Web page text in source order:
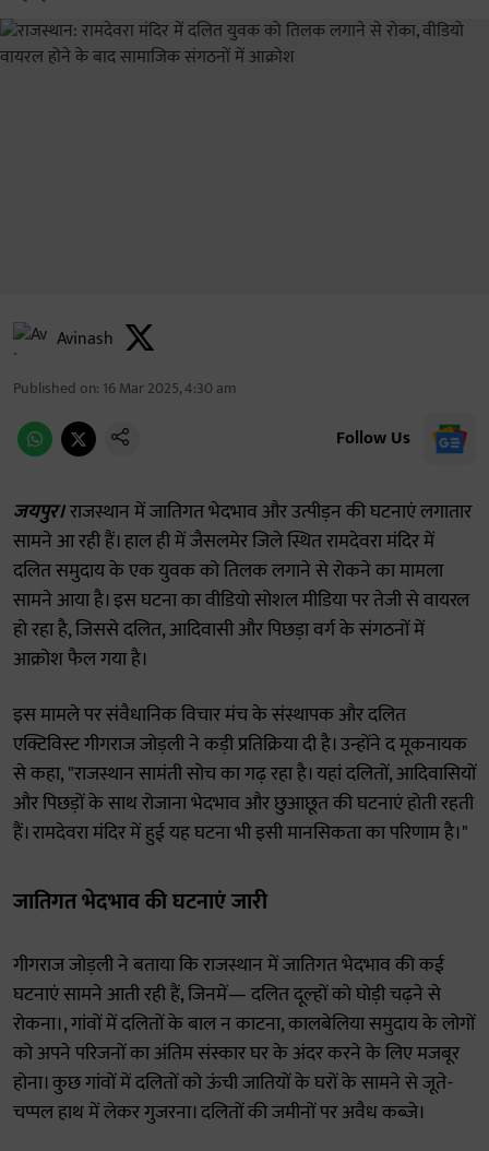
Avinash
Published on: 16 Mar 2025, 4:30 am
Follow Us
जयपुर।राजस्थान में जातिगत भेदभाव और उत्पीड़न की घटनाएं लगातार
सामने आ रही हैं। हाल ही में जैसलमेर जिले स्थित रामदेवरा मंदिर में
दलित समुदाय के एक युवक को तिलक लगाने से रोकने का मामला
सामने आया है। इस घटना का वीडियो सोशल मीडिया पर तेजी से वायरल
हो रहा है, जिससे दलित, आदिवासी और पिछड़ा वर्ग के संगठनों में
आक्रोश फैल गया है।
इस मामले पर संवैधानिक विचार मंच के संस्थापक और दलित
एक्टिविस्ट गीगराज जोड़ली ने कड़ी प्रतिक्रिया दी है। उन्होंने द मूकनायक
से कहा, "राजस्थान सामंती सोच का गढ़ रहा है। यहां दलितों, आदिवासियों
और पिछड़ों के साथ रोजाना भेदभाव और छुआछूत की घटनाएं होती रहती
हैं। रामदेवरा मंदिर में हुई यह घटना भी इसी मानसिकता का परिणाम है।"
जातिगत भेदभाव की घटनाएं जारी
गीगराज जोड़ली ने बताया कि राजस्थान में जातिगत भेदभाव की कई
घटनाएं सामने आती रही हैं, जिनमें— दलित दूल्हों को घोड़ी चढ़ने से
रोकना।, गांवों में दलितों के बाल न काटना, कालबेलिया समुदाय के लोगों
को अपने परिजनों का अंतिम संस्कार घर के अंदर करने के लिए मजबूर
होना। कुछ गांवों में दलितों को ऊंची जातियों के घरों के सामने से जूते-
चप्पल हाथ में लेकर गुजरना। दलितों की जमीनों पर अवैध कब्जे।